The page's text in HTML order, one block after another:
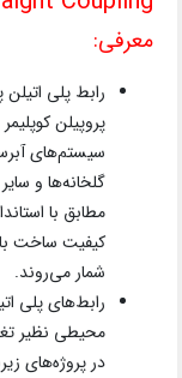
معرفی:
رابط پلی
پروپیلن
سیستم‌های
گلخانه‌ها و
مطابق با
کیفیت ساخت
شمار می‌روند.
رابط‌های پلی
محیطی نظیر
در پروژه‌های